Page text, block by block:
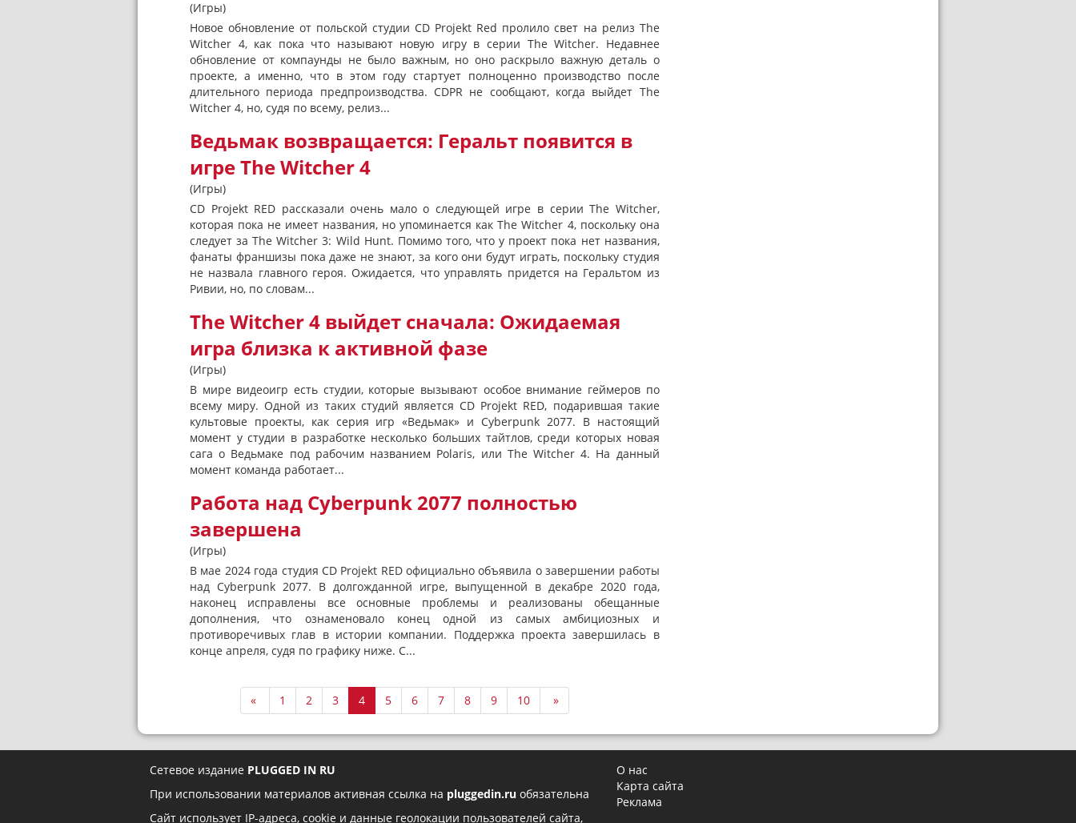
(Игры)
Новое обновление от польской студии CD Projekt Red пролило свет на релиз The
Witcher 4, как пока что называют новую игру в серии The Witcher. Недавнее
обновление от компаунды не было важным, но оно раскрыло важную деталь о
проекте, а именно, что в этом году стартует полноценно производство после
длительного периода предпроизводства. CDPR не сообщают, когда выйдет The
Witcher 4, но, судя по всему, релиз...
Ведьмак возвращается: Геральт появится в
игре The Witcher 4
(Игры)
CD Projekt RED рассказали очень мало о следующей игре в серии The Witcher,
которая пока не имеет названия, но упоминается как The Witcher 4, поскольку она
следует за The Witcher 3: Wild Hunt. Помимо того, что у проект пока нет названия,
фанаты франшизы пока даже не знают, за кого они будут играть, поскольку студия
не назвала главного героя. Ожидается, что управлять придется на Геральтом из
Ривии, но, по словам...
The Witcher 4 выйдет сначала: Ожидаемая
игра близка к активной фазе
(Игры)
В мире видеоигр есть студии, которые вызывают особое внимание геймеров по
всему миру. Одной из таких студий является CD Projekt RED, подарившая такие
культовые проекты, как серия игр «Ведьмак» и Cyberpunk 2077. В настоящий
момент у студии в разработке несколько больших тайтлов, среди которых новая
сага о Ведьмаке под рабочим названием Polaris, или The Witcher 4. На данный
момент команда работает...
Работа над Cyberpunk 2077 полностью
завершена
(Игры)
В мае 2024 года студия CD Projekt RED официально объявила о завершении работы
над Cyberpunk 2077. В долгожданной игре, выпущенной в декабре 2020 года,
наконец исправлены все основные проблемы и реализованы обещанные
дополнения, что ознаменовало конец одной из самых амбициозных и
противоречивых глав в истории компании. Поддержка проекта завершилась в
конце апреля, судя по графику ниже. С...
« 1 2 3 4 5 6 7 8 9 10 »
Сетевое издание PLUGGED IN RU
При использовании материалов активная ссылка на pluggedin.ru обязательна
Сайт использует IP-адреса, cookie и данные геолокации пользователей сайта,
О нас
Карта сайта
Реклама